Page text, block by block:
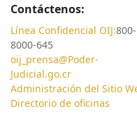
Contáctenos:
Línea Confidencial OIJ:800-
8000-645
oij_prensa@Poder-
Judicial.go.cr
Administración del Sitio
Directorio de oficinas